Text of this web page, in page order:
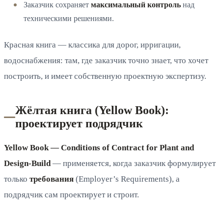
Заказчик сохраняет максимальный контроль над
техническими решениями.
Красная книга — классика для дорог, ирригации,
водоснабжения: там, где заказчик точно знает, что хочет
построить, и имеет собственную проектную экспертизу.
Жёлтая книга (Yellow Book):
проектирует подрядчик
Yellow Book — Conditions of Contract for Plant and
Design-Build— применяется, когда заказчик формулирует
только требования (Employer’s Requirements), а
подрядчик сам проектирует и строит.